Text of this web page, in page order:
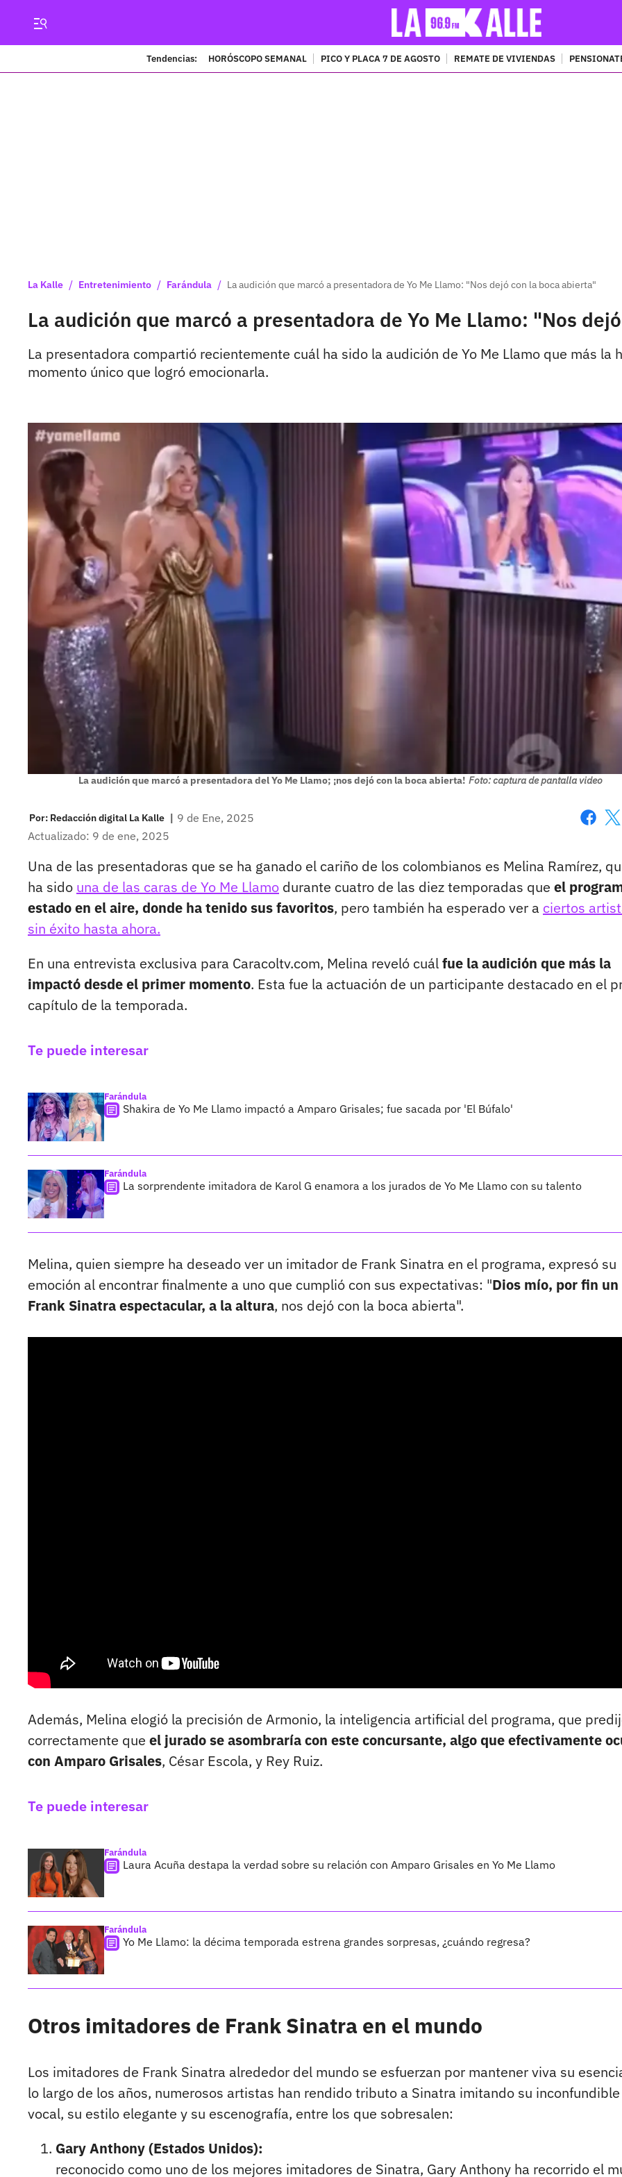
Tendencias: HORÓSCOPO SEMANAL PICO Y PLACA 7 DE AGOSTO REMATE DE VIVIENDAS
La Kalle / Entretenimiento / Farándula / La audición que marcó a presentadora de Yo Me Llamo: "Nos dejó con la boca abierta"
La audición que marcó a presentadora de Yo Me Llamo: "Nos
La presentadora compartió recientemente cuál ha sido la audición de Yo Me Llamo que más la
momento único que logró emocionarla.
La audición que marcó a presentadora del Yo Me Llamo; ¡nos dejó con la boca abierta! Foto: captura de pantalla video
Por: Redacción digital La Kalle | 9 de Ene, 2025
Actualizado: 9 de ene, 2025
Una de las presentadoras que se ha ganado el cariño de los colombianos es Melina Ramírez,
ha sido una de las caras de Yo Me Llamo durante cuatro de las diez temporadas que el
estado en el aire, donde ha tenido sus favoritos, pero también ha esperado ver a ciertos
sin éxito hasta ahora.
En una entrevista exclusiva para Caracoltv.com, Melina reveló cuálfue la audición que más la
impactó desde el primer momento. Esta fue la actuación de un participante destacado en el
capítulo de la temporada.
Te puede interesar
Farándula
Shakira de Yo Me Llamo impactó a Amparo Grisales; fue sacada por 'El Búfalo'
Farándula
La sorprendente imitadora de Karol G enamora a los jurados de Yo Me Llamo con su talento
Melina, quien siempre ha deseado ver un imitador de Frank Sinatra en el programa, expresó su
emoción al encontrar finalmente a uno que cumplió con sus expectativas: "Dios mío, por fin un
Frank Sinatra espectacular, a la altura, nos dejó con la boca abierta".
Además, Melina elogió la precisión de Armonio, la inteligencia artificial del programa, que
correctamente que el jurado se asombraría con este concursante, algo que efectivamente
con Amparo Grisales, César Escola, y Rey Ruiz.
Te puede interesar
Farándula
Laura Acuña destapa la verdad sobre su relación con Amparo Grisales en Yo Me Llamo
Farándula
Yo Me Llamo: la décima temporada estrena grandes sorpresas, ¿cuándo regresa?
Otros imitadores de Frank Sinatra en el mundo
Los imitadores de Frank Sinatra alrededor del mundo se esfuerzan por mantener viva su
lo largo de los años, numerosos artistas han rendido tributo a Sinatra imitando su
vocal, su estilo elegante y su escenografía, entre los que sobresalen:
Gary Anthony (Estados Unidos):
reconocido como uno de los mejores imitadores de Sinatra, Gary Anthony ha recorrido el